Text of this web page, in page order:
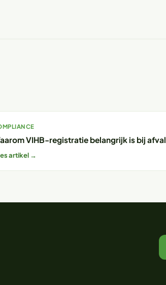
VIHB-registratie belangrijk is bij
artikel →